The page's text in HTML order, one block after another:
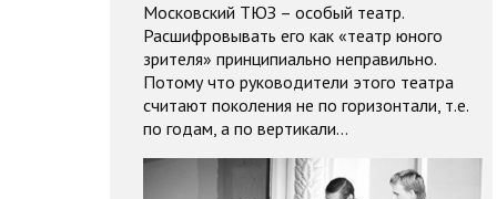
Московский ТЮЗ – особый театр.
Расшифровывать его как «театр юного
зрителя» принципиально неправильно.
Потому что руководители этого театра
считают поколения не по горизонтали, т.е.
по годам, а по вертикали…